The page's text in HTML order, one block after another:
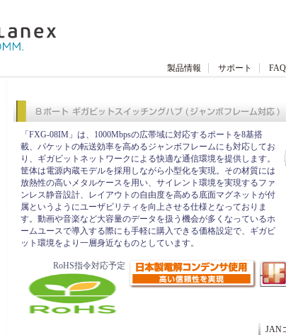
製品情報 サポート
「FXG-08IM」は、1000Mbpsの広帯域に対応するポートを8基搭
載、パケットの転送効率を高めるジャンボフレームにも対応してお
り、ギガビットネットワークによる快適な通信環境を提供します。
筐体は電源内蔵モデルを採用しながら小型化を実現。その材質には
放熱性の高いメタルケースを用い、サイレント環境を実現するファ
ンレス静音設計、レイアウトの自由度を高める底面マグネットが付
属というようにユーザビリティを向上させる仕様となっておりま
す。動画や音楽など大容量のデータを扱う機会が多くなっているホ
ームユースで導入する際にも手軽に購入できる価格設定で、ギガビ
ット環境をより一層身近なものとしています。
RoHS指令対応予定
JAN